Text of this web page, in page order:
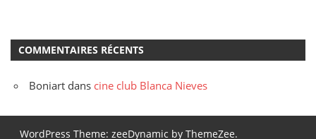
COMMENTAIRES RÉCENTS
Boniartdans cine club Blanca Nieves
WordPress Theme: zeeDynamic by ThemeZee.